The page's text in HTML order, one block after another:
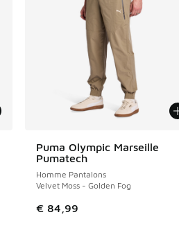
Puma Olympic Marseille
Pumatech
Homme Pantalons
Velvet Moss - Golden Fog
€ 84,99